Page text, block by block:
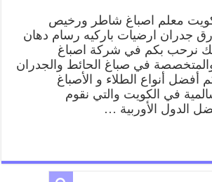
معلم اصباغ شاطر ورخيص
جدران ارضيات باركيه رسام دهان
نرحب بكم في شركة اصباغ
والمتخصصة في صباغ الحائط والجدران
أفضل أنواع الطلاء و الأصباغ
في الكويت والتي نقوم
الدول الأوربية …